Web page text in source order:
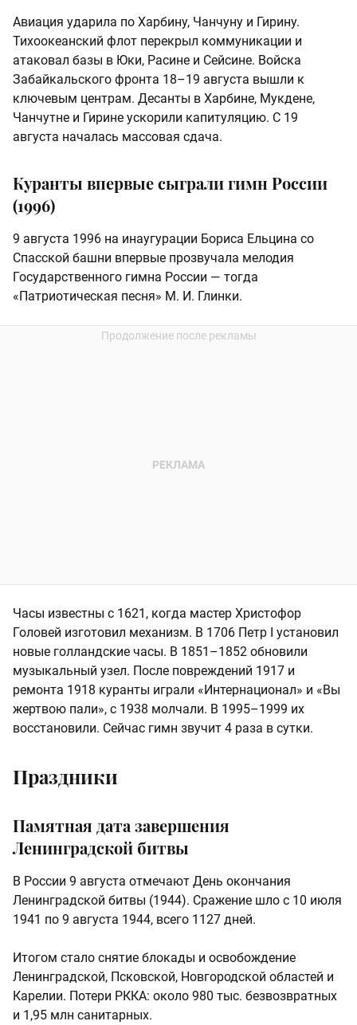
Авиация ударила по Харбину, Чанчуну и Гирину.
Тихоокеанский флот перекрыл коммуникации и
атаковал базы в Юки, Расине и Сейсине. Войска
Забайкальского фронта 18–19 августа вышли к
ключевым центрам. Десанты в Харбине, Мукдене,
Чанчутне и Гирине ускорили капитуляцию. С 19
августа началась массовая сдача.
Куранты впервые сыграли гимн России
(1996)
9 августа 1996 на инаугурации Бориса Ельцина со
Спасской башни впервые прозвучала мелодия
Государственного гимна России — тогда
«Патриотическая песня» М. И. Глинки.
Часы известны с 1621, когда мастер Христофор
Головей изготовил механизм. В 1706 Петр I установил
новые голландские часы. В 1851–1852 обновили
музыкальный узел. После повреждений 1917 и
ремонта 1918 куранты играли «Интернационал» и «Вы
жертвою пали», с 1938 молчали. В 1995–1999 их
восстановили. Сейчас гимн звучит 4 раза в сутки.
Праздники
Памятная дата завершения
Ленинградской битвы
В России 9 августа отмечают День окончания
Ленинградской битвы (1944). Сражение шло с 10 июля
1941 по 9 августа 1944, всего 1127 дней.
Итогом стало снятие блокады и освобождение
Ленинградской, Псковской, Новгородской областей и
Карелии. Потери РККА: около 980 тыс. безвозвратных
и 1,95 млн санитарных.